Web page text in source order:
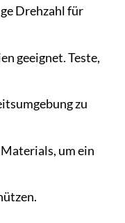
Drehzahl für
geeignet. Teste,
zu
um ein